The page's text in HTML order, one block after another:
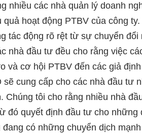
nhiều các nhà quản lý doanh
quả hoạt động PTBV của công
tác động rõ rệt từ sự chuyển đổi
nhà đầu tư đều cho rằng việc
và cơ hội PTBV đến các giả
sẽ cung cấp cho các nhà đầu tư
Chúng tôi cho rằng nhiều nhà
đó quyết định đầu tư cho những
có những chuyển dịch